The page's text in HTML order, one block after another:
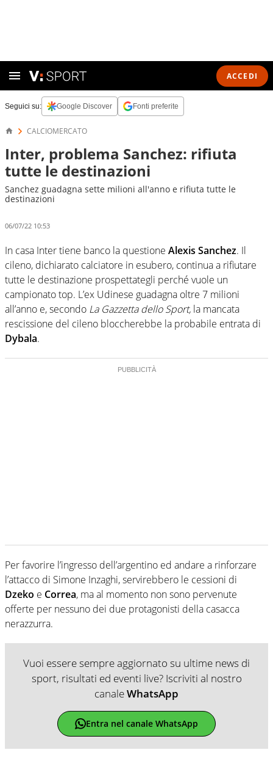
ACCEDI
Seguici su: Google Discover Fonti preferite
CALCIOMERCATO
Inter, problema Sanchez: rifiuta
tutte le destinazioni
Sanchez guadagna sette milioni all'anno e rifiuta tutte le
destinazioni
06/07/22 10:53
In casa Inter tiene banco la questione Alexis Sanchez. Il
cileno, dichiarato calciatore in esubero, continua a rifiutare
tutte le destinazione prospettategli perché vuole un
campionato top. L’ex Udinese guadagna oltre 7 milioni
all’anno e, secondo La Gazzetta dello Sport, la mancata
rescissione del cileno bloccherebbe la probabile entrata di
Dybala.
Per favorire l’ingresso dell’argentino ed andare a rinforzare
l’attacco di Simone Inzaghi, servirebbero le cessioni di
Dzeko e Correa, ma al momento non sono pervenute
offerte per nessuno dei due protagonisti della casacca
nerazzurra.
Vuoi essere sempre aggiornato su ultime news di
sport, risultati ed eventi live? Iscriviti al nostro
canaleWhatsApp
Entra nel canale WhatsApp